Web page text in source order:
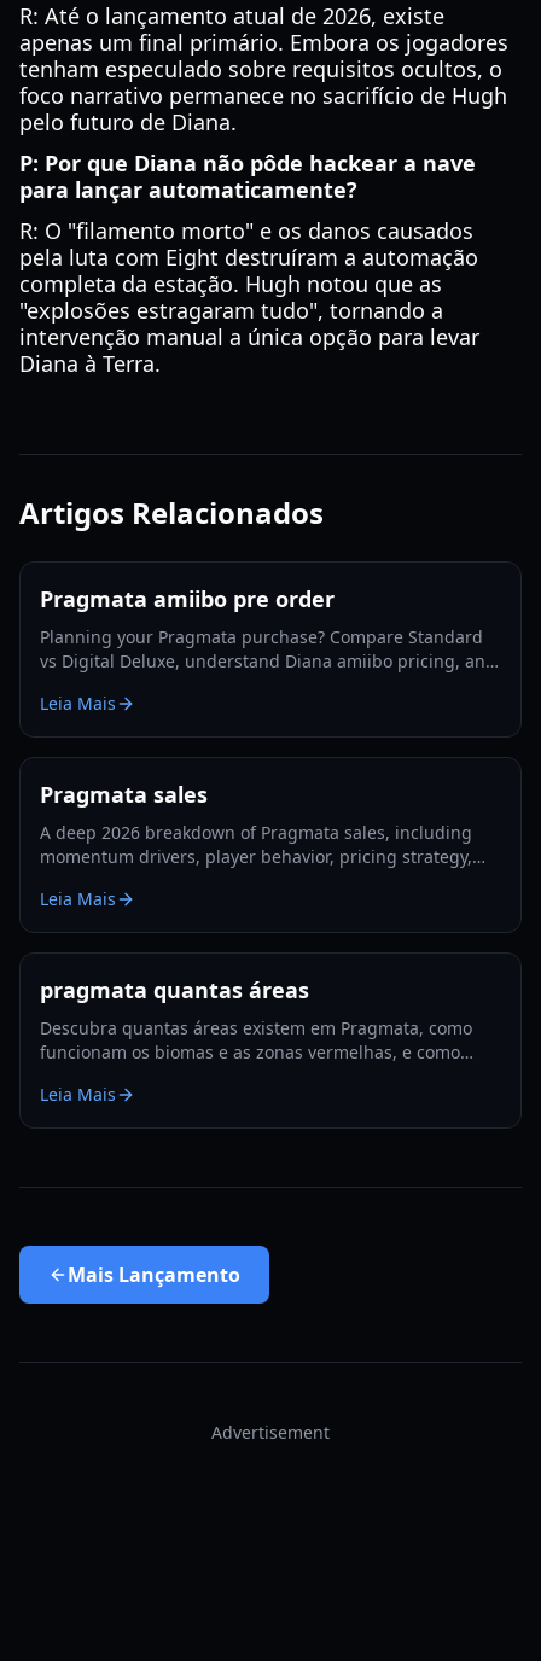
R: Até o lançamento atual de 2026, existe
apenas um final primário. Embora os jogadores
tenham especulado sobre requisitos ocultos, o
foco narrativo permanece no sacrifício de Hugh
pelo futuro de Diana.
P: Por que Diana não pôde hackear a nave
para lançar automaticamente?
R: O "filamento morto" e os danos causados
pela luta com Eight destruíram a automação
completa da estação. Hugh notou que as
"explosões estragaram tudo", tornando a
intervenção manual a única opção para levar
Diana à Terra.
Artigos Relacionados
Pragmata amiibo pre order
Planning your Pragmata purchase? Compare Standard
vs Digital Deluxe, understand Diana amiibo pricing, and
Leia Mais
Pragmata sales
A deep 2026 breakdown of Pragmata sales, including
momentum drivers, player behavior, pricing strategy,
Leia Mais
pragmata quantas áreas
Descubra quantas áreas existem em Pragmata, como
funcionam os biomas e as zonas vermelhas, e como
Leia Mais
Mais Lançamento
Advertisement